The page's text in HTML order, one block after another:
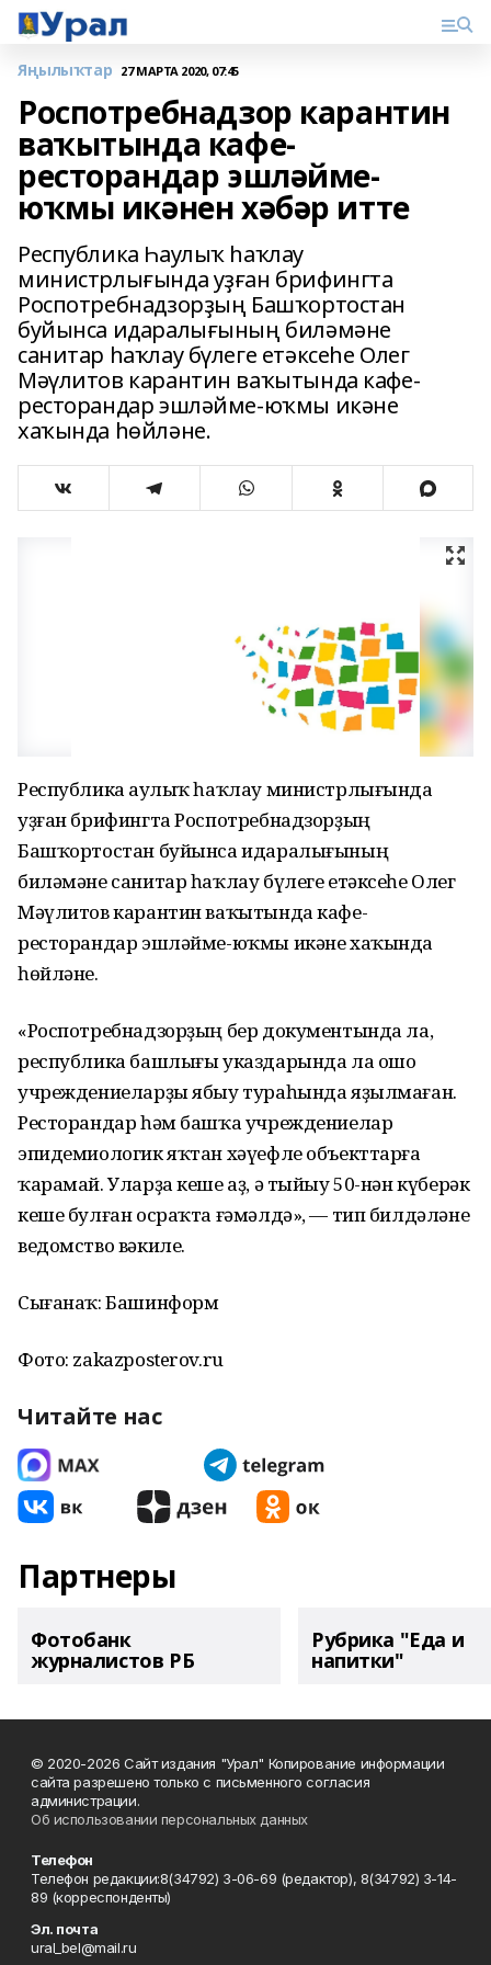
Яңылыҡтар 27 МАРТА 2020, 07:45
Роспотребнадзор карантин
ваҡытында кафе-
ресторандар эшләйме-
юҡмы икәнен хәбәр итте
Республика Һаулыҡ һаҡлау
министрлығында уҙған брифингта
Роспотребнадзорҙың Башҡортостан
буйынса идаралығының биләмәне
санитар һаҡлау бүлеге етәксеһе Олег
Мәүлитов карантин ваҡытында кафе-
ресторандар эшләйме-юҡмы икәне
хаҡында һөйләне.
Республика Һаулыҡ һаҡлау министрлығында
уҙған брифингта Роспотребнадзорҙың
Башҡортостан буйынса идаралығының
биләмәне санитар һаҡлау бүлеге етәксеһе Олег
Мәүлитов карантин ваҡытында кафе-
ресторандар эшләйме-юҡмы икәне хаҡында
һөйләне.
«Роспотребнадзорҙың бер документында ла,
республика башлығы указдарында ла ошо
учреждениеларҙы ябыу тураһында яҙылмаған.
Ресторандар һәм башҡа учреждениелар
эпидемиологик яҡтан хәүефле объекттарға
ҡарамай. Уларҙа кеше аҙ, ә тыйыу 50-нән күберәк
кеше булған осраҡта ғәмәлдә», — тип билдәләне
ведомство вәкиле.
Сығанаҡ: Башинформ
Фото: zakazposterov.ru
Читайте нас
Партнеры
Фотобанк
журналистов РБ
Рубрика "Еда и
напитки"
© 2020-2026 Сайт издания "Урал" Копирование информации
сайта разрешено только с письменного согласия
администрации.
Об использовании персональных данных
Телефон
Телефон редакции:8(34792) 3-06-69 (редактор), 8(34792) 3-14-
89 (корреспонденты)
Эл. почта
ural_bel@mail.ru